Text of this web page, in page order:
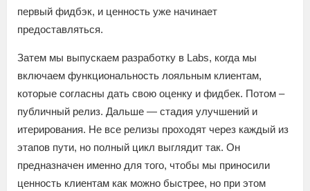
первый фидбэк, и ценность уже начинает
предоставляться.
Затем мы выпускаем разработку в Labs, когда мы
включаем функциональность лояльным клиентам,
которые согласны дать свою оценку и фидбек. Потом –
публичный релиз. Дальше — стадия улучшений и
итерирования. Не все релизы проходят через каждый из
этапов пути, но полный цикл выглядит так. Он
предназначен именно для того, чтобы мы приносили
ценность клиентам как можно быстрее, но при этом